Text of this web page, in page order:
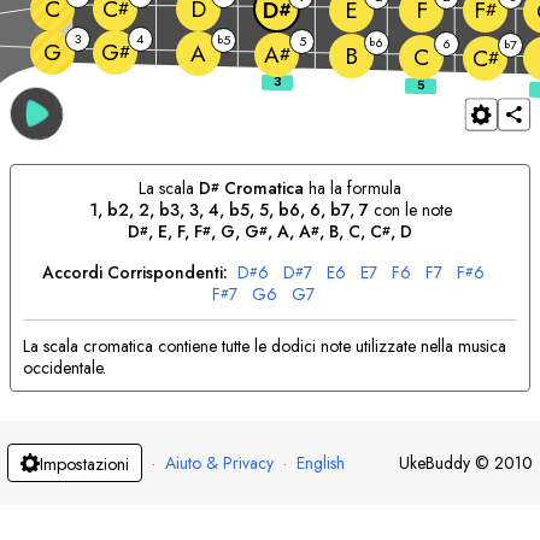
G 3 G# 4 A b5 A# 5 B b6 C 6 C#
b7
C C# D D# E F F#
La scala D# Cromatica ha la formula
1, b2, 2, b3, 3, 4, b5, 5, b6, 6, b7, 7con le note
D#, E, F, F#, G, G#, A, A#, B, C, C#, D
Accordi Corrispondenti: D#6 D#7 E6 E7 F6 F7 F#6
F#7 G6 G7
La scala cromatica contiene tutte le dodici note utilizzate nella musica
occidentale.
Impostazioni · Aiuto & Privacy · English UkeBuddy © 2010